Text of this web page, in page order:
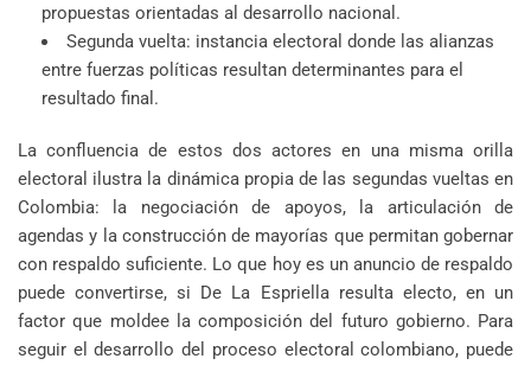
propuestas orientadas al desarrollo nacional.
Segunda vuelta: instancia electoral donde las alianzas
entre fuerzas políticas resultan determinantes para el
resultado final.
La confluencia de estos dos actores en una misma orilla
electoral ilustra la dinámica propia de las segundas vueltas en
Colombia: la negociación de apoyos, la articulación de
agendas y la construcción de mayorías que permitan gobernar
con respaldo suficiente. Lo que hoy es un anuncio de respaldo
puede convertirse, si De La Espriella resulta electo, en un
factor que moldee la composición del futuro gobierno. Para
seguir el desarrollo del proceso electoral colombiano, puede